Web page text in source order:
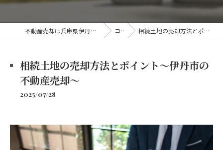
不動産売却は兵庫県伊丹市の株式会社アークエステート コラム 相続土地の売却方法とポイント～伊丹市の不動産売却～
相続土地の売却方法とポイント～伊丹市の
不動産売却～
2025/07/28